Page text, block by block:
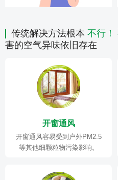
传统解决方法根本 不行！
害的空气异味依旧存在
开窗通风
开窗通风容易受到户外PM2.5
等其他细颗粒物污染影响。